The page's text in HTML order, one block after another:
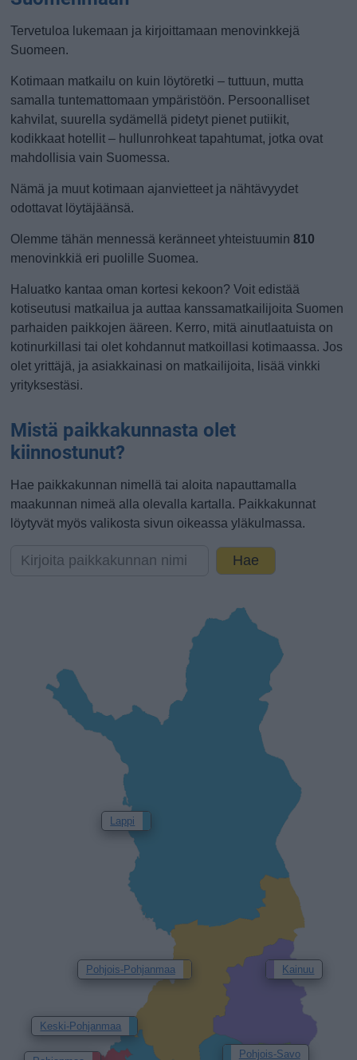
Tervetuloa lukemaan ja kirjoittamaan menovinkkejä
Suomeen.
Kotimaan matkailu on kuin löytöretki – tuttuun, mutta
samalla tuntemattomaan ympäristöön. Persoonalliset
kahvilat, suurella sydämellä pidetyt pienet putiikit,
kodikkaat hotellit – hullunrohkeat tapahtumat, jotka ovat
mahdollisia vain Suomessa.
Nämä ja muut kotimaan ajanvietteet ja nähtävyydet
odottavat löytäjäänsä.
Olemme tähän mennessä keränneet yhteistuumin810
menovinkkiä eri puolille Suomea.
Haluatko kantaa oman kortesi kekoon? Voit edistää
kotiseutusi matkailua ja auttaa kanssamatkailijoita Suomen
parhaiden paikkojen ääreen. Kerro, mitä ainutlaatuista on
kotinurkillasi tai olet kohdannut matkoillasi kotimaassa. Jos
olet yrittäjä, ja asiakkainasi on matkailijoita, lisää vinkki
yrityksestäsi.
Mistä paikkakunnasta olet
kiinnostunut?
Hae paikkakunnan nimellä tai aloita napauttamalla
maakunnan nimeä alla olevalla kartalla. Paikkakunnat
löytyvät myös valikosta sivun oikeassa yläkulmassa.
Pohjois-Pohjanmaa Kainuu
Lappi
Keski-Pohjanmaa
Pohjois-Savo